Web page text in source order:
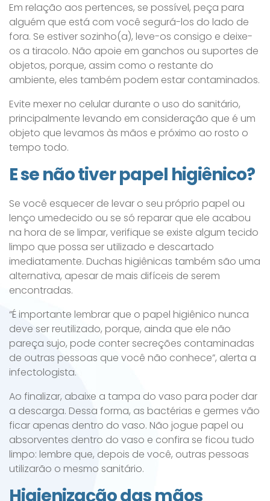
Em relação aos pertences, se possível, peça para
alguém que está com você segurá-los do lado de
fora. Se estiver sozinho(a), leve-os consigo e deixe-
os a tiracolo. Não apoie em ganchos ou suportes de
objetos, porque, assim como o restante do
ambiente, eles também podem estar contaminados.
Evite mexer no celular durante o uso do sanitário,
principalmente levando em consideração que é um
objeto que levamos às mãos e próximo ao rosto o
tempo todo.
E se não tiver papel higiênico?
Se você esquecer de levar o seu próprio papel ou
lenço umedecido ou se só reparar que ele acabou
na hora de se limpar, verifique se existe algum tecido
limpo que possa ser utilizado e descartado
imediatamente. Duchas higiênicas também são uma
alternativa, apesar de mais difíceis de serem
encontradas.
“É importante lembrar que o papel higiênico nunca
deve ser reutilizado, porque, ainda que ele não
pareça sujo, pode conter secreções contaminadas
de outras pessoas que você não conhece”, alerta a
infectologista.
Ao finalizar, abaixe a tampa do vaso para poder dar
a descarga. Dessa forma, as bactérias e germes vão
ficar apenas dentro do vaso. Não jogue papel ou
absorventes dentro do vaso e confira se ficou tudo
limpo: lembre que, depois de você, outras pessoas
utilizarão o mesmo sanitário.
Higienização das mãos